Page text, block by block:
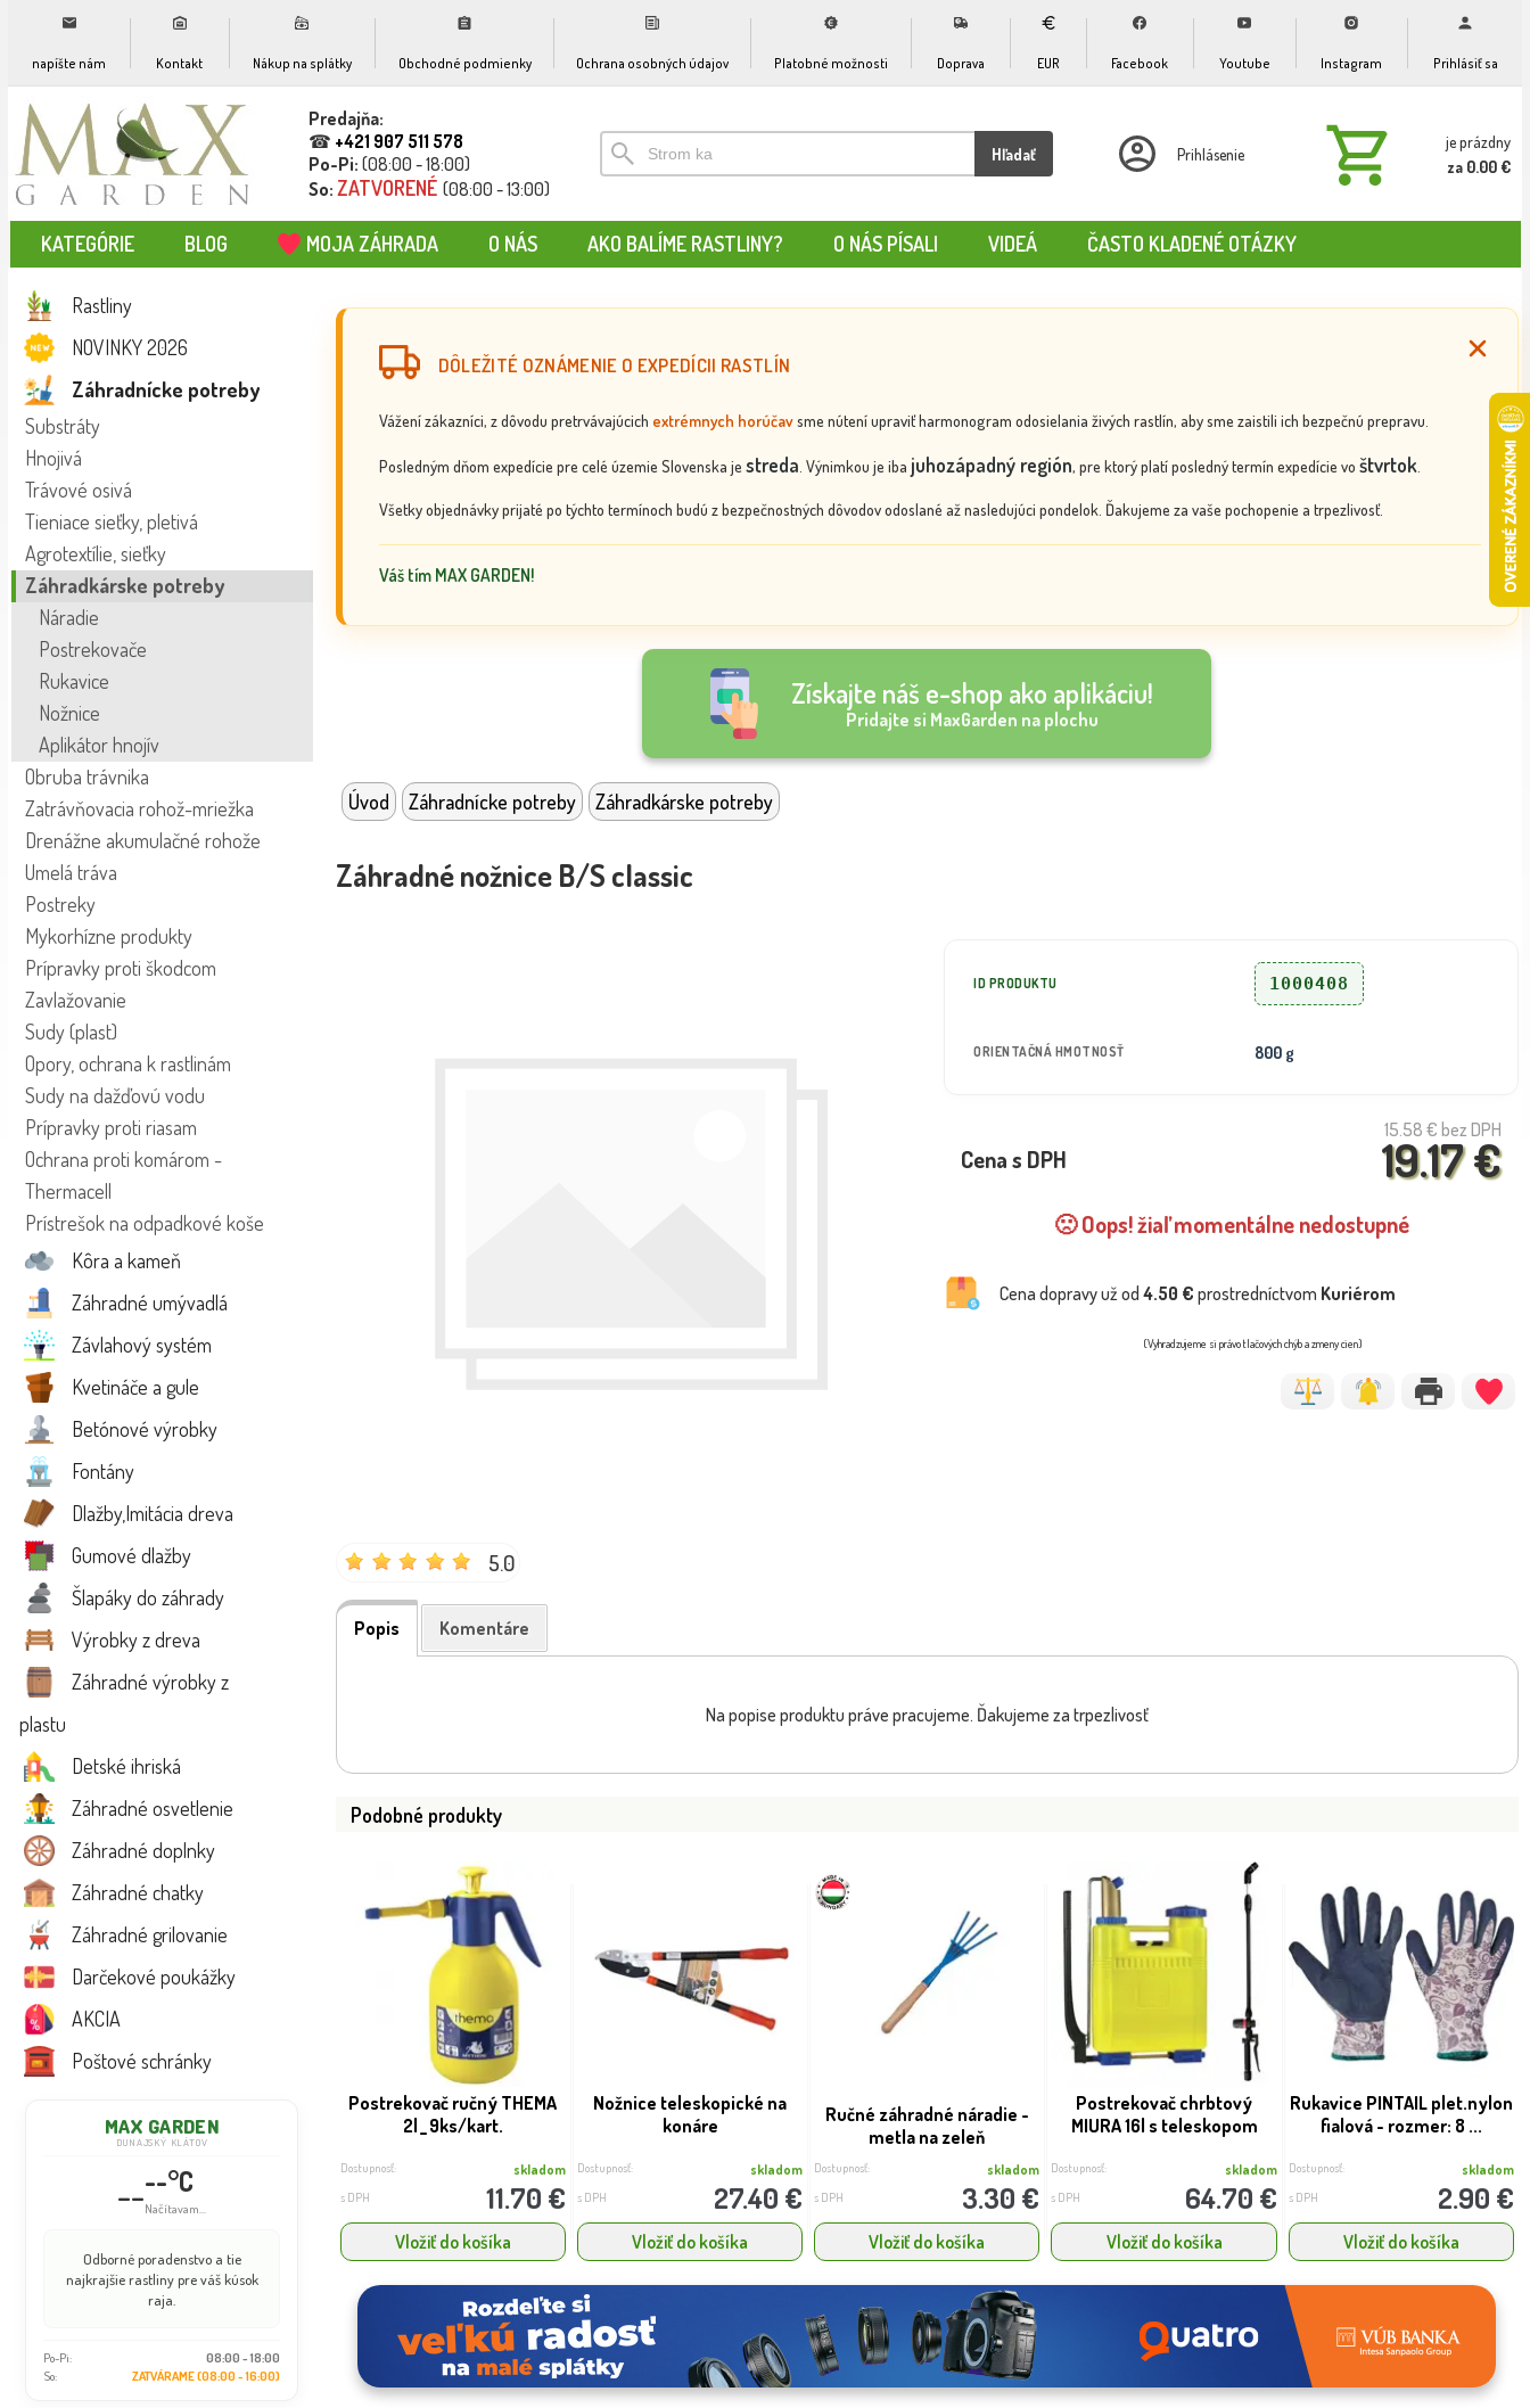
napíšte nám Kontakt Nákup na splátky Obchodné podmienky Ochrana osobných údajov Platobné možnosti Doprava EUR Facebook Youtube Instagram Prihlásiť sa
Predajňa:
☎ +421 907 511 578
Po-Pi: (08:00 - 18:00)
So: ZATVORENÉ (08:00 - 13:00)
Hľadať Prihlásenie
je prázdny
za 0.00 €
KATEGÓRIE BLOG MOJA ZÁHRADA O NÁS AKO BALÍME RASTLINY? O NÁS PÍSALI VIDEÁ ČASTO KLADENÉ OTÁZKY
Rastliny
NOVINKY 2026
Záhradnícke potreby
Substráty
Hnojivá
Trávové osivá
Tieniace sieťky, pletivá
Agrotextílie, sieťky
Záhradkárske potreby
Náradie
Postrekovače
Rukavice
Nožnice
Aplikátor hnojív
Obruba trávnika
Zatrávňovacia rohož-mriežka
Drenážne akumulačné rohože
Umelá tráva
Postreky
Mykorhízne produkty
Prípravky proti škodcom
Zavlažovanie
Sudy (plast)
Opory, ochrana k rastlinám
Sudy na dažďovú vodu
Prípravky proti riasam
Ochrana proti komárom -
Thermacell
Prístrešok na odpadkové koše
Kôra a kameň
Záhradné umývadlá
Závlahový systém
Kvetináče a gule
Betónové výrobky
Fontány
Dlažby,Imitácia dreva
Gumové dlažby
Šlapáky do záhrady
Výrobky z dreva
Záhradné výrobky z
plastu
Detské ihriská
Záhradné osvetlenie
Záhradné doplnky
Záhradné chatky
Záhradné grilovanie
Darčekové poukážky
AKCIA
Poštové schránky
MAX GARDEN
DUNAJSKÝ KLÁTOV
----°C
Načítavam...
Odborné poradenstvo a tie
najkrajšie rastliny pre váš kúsok
raja.
Po-Pi:
08:00 - 18:00
So:
ZATVÁRAME (08:00 - 16:00)
DÔLEŽITÉ OZNÁMENIE O EXPEDÍCII RASTLÍN
Vážení zákazníci, z dôvodu pretrvávajúcich extrémnych horúčavsme nútení upraviť harmonogram odosielania živých rastlín, aby sme zaistili ich bezpečnú prepravu.
Posledným dňom expedície pre celé územie Slovenska je streda . Výnimkou je iba juhozápadný región, pre ktorý platí posledný termín expedície vo štvrtok.
Všetky objednávky prijaté po týchto termínoch budú z bezpečnostných dôvodov odoslané až nasledujúci pondelok. Ďakujeme za vaše pochopenie a trpezlivosť.
Váš tím MAX GARDEN!
Získajte náš e-shop ako aplikáciu!
Pridajte si MaxGarden na plochu
Úvod Záhradnícke potreby Záhradkárske potreby
Záhradné nožnice B/S classic
ID PRODUKTU 1000408
ORIENTAČNÁ HMOTNOSŤ 800 g
15.58 € bez DPH
19.17 €
Cena s DPH
🙁 Oops! žiaľ momentálne nedostupné
Cena dopravy už od4.50 € prostredníctvom Kuriérom
(Vyhradzujeme si právo tlačových chýb a zmeny cien)
5.0
Popis Komentáre
Na popise produktu práve pracujeme. Ďakujeme za trpezlivosť
Podobné produkty
Postrekovač ručný THEMA
2l _ 9ks/kart.
Dostupnosť: skladom
s DPH 11.70 €
Vložiť do košíka
Nožnice teleskopické na
konáre
Dostupnosť: skladom
s DPH 27.40 €
Vložiť do košíka
Ručné záhradné náradie -
metla na zeleň
Dostupnosť: skladom
s DPH 3.30 €
Vložiť do košíka
Postrekovač chrbtový
MIURA 16l s teleskopom
Dostupnosť: skladom
s DPH 64.70 €
Vložiť do košíka
Rukavice PINTAIL plet.nylon
fialová - rozmer: 8 ...
Dostupnosť: skladom
s DPH 2.90 €
Vložiť do košíka